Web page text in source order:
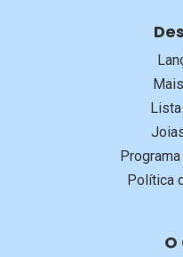
Política